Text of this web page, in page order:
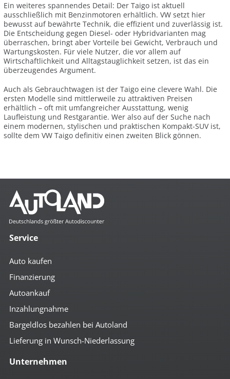
Ein weiteres spannendes Detail: Der Taigo ist aktuell
ausschließlich mit Benzinmotoren erhältlich. VW setzt hier
bewusst auf bewährte Technik, die effizient und zuverlässig ist.
Die Entscheidung gegen Diesel- oder Hybridvarianten mag
überraschen, bringt aber Vorteile bei Gewicht, Verbrauch und
Wartungskosten. Für viele Nutzer, die vor allem auf
Wirtschaftlichkeit und Alltagstauglichkeit setzen, ist das ein
überzeugendes Argument.
Auch als Gebrauchtwagen ist der Taigo eine clevere Wahl. Die
ersten Modelle sind mittlerweile zu attraktiven Preisen
erhältlich – oft mit umfangreicher Ausstattung, wenig
Laufleistung und Restgarantie. Wer also auf der Suche nach
einem modernen, stylischen und praktischen Kompakt-SUV ist,
sollte dem VW Taigo definitiv einen zweiten Blick gönnen.
Service
Auto kaufen
Finanzierung
Autoankauf
Inzahlungnahme
Bargeldlos bezahlen bei Autoland
Lieferung in Wunsch-Niederlassung
Unternehmen